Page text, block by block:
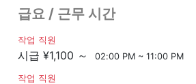
급요 / 근무 시간
작업 직원
시급 ¥1,100 ～ 02:00 PM ~ 11:00 PM
작업 직원